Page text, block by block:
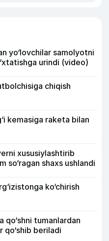
yo‘lovchilar samolyotni
urindi (video)
chiqish
kemasiga raketa bilan
xususiylashtirib
so‘ragan shaxs ushlandi
ko‘chirish
qo‘shni tumanlardan
qo‘shib beriladi